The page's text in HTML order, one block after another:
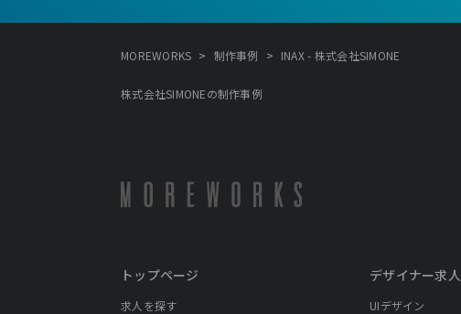
MOREWORKS > 制作事例 > INAX - 株式会社SIMONE
株式会社SIMONEの制作事例
トップページ
求人を探す
デザイナー求人
UIデザイン